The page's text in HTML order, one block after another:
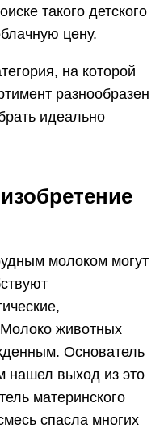
такого детского
цену.
на которой
разнообразен
идеально
молоком могут
животных
Основатель
нашел выход из это
материнского
спасла многих